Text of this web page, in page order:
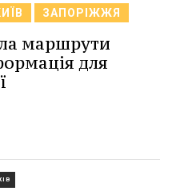
ЗАПОРІЖЖЯ
маршрути
для